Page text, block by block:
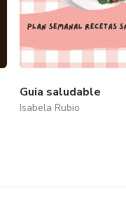
Guia saludable
Isabela Rubio